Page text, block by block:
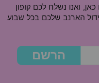
ואנו נשלח לכם קופון
על גידול הארנב שלכם בכל שבוע
הרשם